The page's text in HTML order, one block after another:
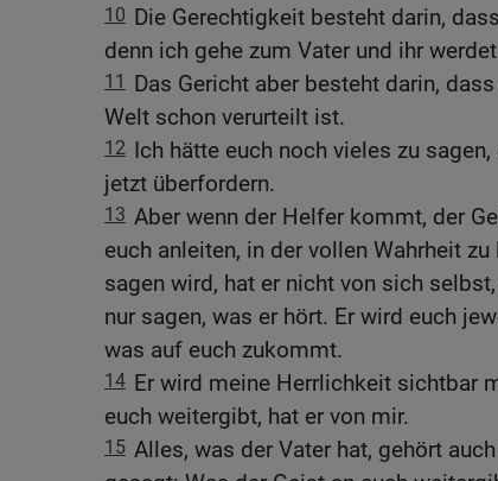
10 Die Gerechtigkeit besteht darin,
denn ich gehe zum Vater und ihr
11
Das Gericht aber besteht darin,
Welt schon verurteilt ist.
12 Ich hätte euch noch vieles zu
jetzt überfordern.
13 Aber wenn der Helfer kommt, der
euch anleiten, in der vollen Wahrheit zu
sagen wird, hat er nicht von sich
nur sagen, was er hört. Er wird euch
was auf euch zukommt.
14 Er wird meine Herrlichkeit sichtbar
euch weitergibt, hat er von mir.
15 Alles, was der Vater hat, gehört